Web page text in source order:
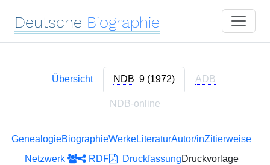
Deutsche Biographie
Übersicht NDB 9 (1972) ADB
NDB-online
GenealogieBiographieWerkeLiteraturAutor/inZitierweise
Netzwerk
RDF DruckfassungDruckvorlage